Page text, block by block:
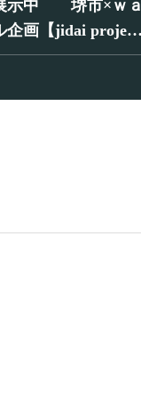
示中 堺市×ｗ
企画【jidai projec